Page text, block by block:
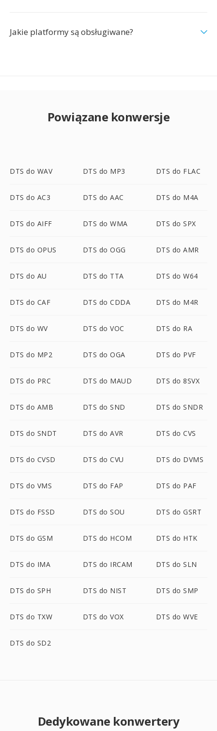
Jakie platformy są obsługiwane?
Powiązane konwersje
DTS do WAV DTS do MP3 DTS do FLAC
DTS do AC3 DTS do AAC DTS do M4A
DTS do AIFF DTS do WMA DTS do SPX
DTS do OPUS DTS do OGG DTS do AMR
DTS do AU DTS do TTA DTS do W64
DTS do CAF DTS do CDDA DTS do M4R
DTS do WV DTS do VOC DTS do RA
DTS do MP2 DTS do OGA DTS do PVF
DTS do PRC DTS do MAUD DTS do 8SVX
DTS do AMB DTS do SND DTS do SNDR
DTS do SNDT DTS do AVR DTS do CVS
DTS do CVSD DTS do CVU DTS do DVMS
DTS do VMS DTS do FAP DTS do PAF
DTS do FSSD DTS do SOU DTS do GSRT
DTS do GSM DTS do HCOM DTS do HTK
DTS do IMA DTS do IRCAM DTS do SLN
DTS do SPH DTS do NIST DTS do SMP
DTS do TXW DTS do VOX DTS do WVE
DTS do SD2
Dedykowane konwertery